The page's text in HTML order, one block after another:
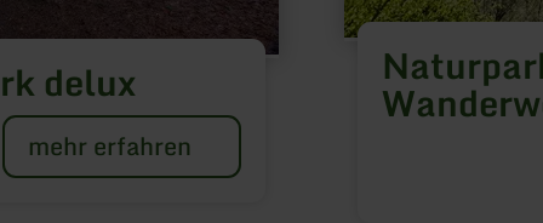
delux
mehr erfahren